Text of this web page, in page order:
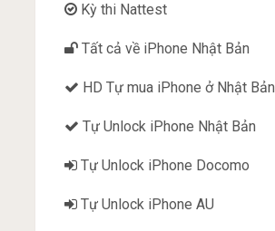
Kỳ thi Nattest
Tất cả về iPhone Nhật Bản
HD Tự mua iPhone ở Nhật Bản
Tự Unlock iPhone Nhật Bản
Tự Unlock iPhone Docomo
Tự Unlock iPhone AU